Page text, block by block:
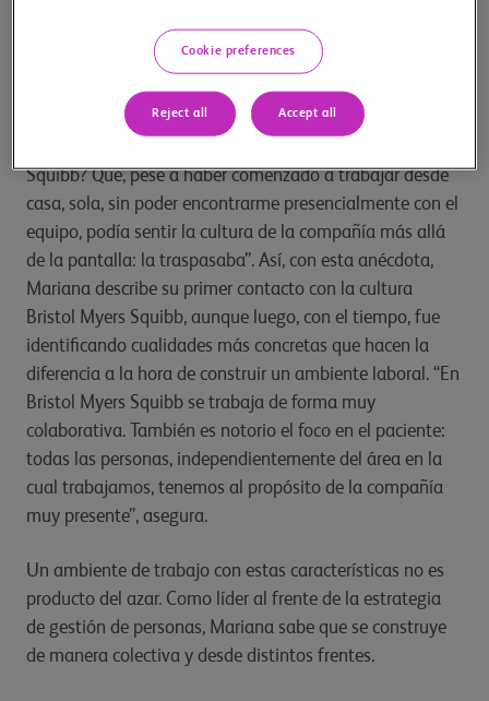
por qué el ambiente de trabajo en Bristol Myers
Squibb es uno de los mejores en la región y cuáles son
las iniciativas que permiten consolidarlo día a día.
Squibb? Que, pese a haber comenzado a trabajar desde
casa, sola, sin poder encontrarme presencialmente con el
equipo, podía sentir la cultura de la compañía más allá
de la pantalla: la traspasaba”. Así, con esta anécdota,
Mariana describe su primer contacto con la cultura
Bristol Myers Squibb, aunque luego, con el tiempo, fue
identificando cualidades más concretas que hacen la
diferencia a la hora de construir un ambiente laboral. “En
Bristol Myers Squibb se trabaja de forma muy
colaborativa. También es notorio el foco en el paciente:
todas las personas, independientemente del área en la
cual trabajamos, tenemos al propósito de la compañía
muy presente”, asegura.
Un ambiente de trabajo con estas características no es
producto del azar. Como líder al frente de la estrategia
de gestión de personas, Mariana sabe que se construye
de manera colectiva y desde distintos frentes.
Cookie preferences
Reject all Accept all